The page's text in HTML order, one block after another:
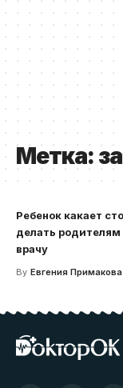
Метка:
Ребенок какает
делать родителям
врачу
By Евгения Примакова